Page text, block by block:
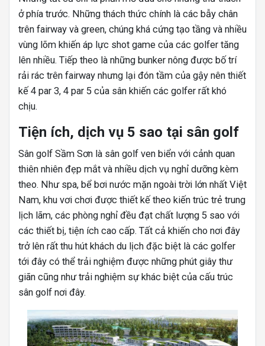
ở phía trước. Những thách thức chính là các bẫy chân
trên fairway và green, chúng khá cứng tạo tầng và nhiều
vùng lõm khiến áp lực shot game của các golfer tăng
lên nhiều. Tiếp theo là những bunker nông được bố trí
rải rác trên fairway nhưng lại đón tầm của gậy nên thiết
kế 4 par 3, 4 par 5 của sân khiến các golfer rất khó
chịu.
Tiện ích, dịch vụ 5 sao tại sân golf
Sân golf Sầm Sơn là sân golf ven biển với cảnh quan
thiên nhiên đẹp mắt và nhiều dịch vụ nghỉ dưỡng kèm
theo. Như spa, bể bơi nước mặn ngoài trời lớn nhất Việt
Nam, khu vơi chơi được thiết kế theo kiến trúc trẻ trung
lịch lãm, các phòng nghỉ đều đạt chất lượng 5 sao với
các thiết bị, tiện ích cao cấp. Tất cả khiến cho nơi đây
trở lên rất thu hút khách du lịch đặc biệt là các golfer
tới đây có thể trải nghiệm được những phút giây thư
giãn cũng như trải nghiệm sự khác biệt của cấu trúc
sân golf nơi đây.